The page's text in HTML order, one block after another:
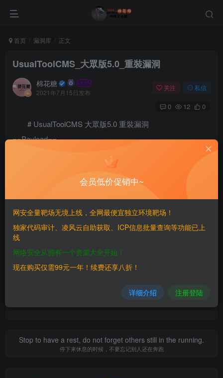
首页 漏洞库 正文
UsualToolCMS_大眾版5.0_重裝漏洞
棉花糖
2021年7月15日发布
关注 私信
0 12 0
# UsualToolCMS 大眾版5.0 重裝漏洞
==Payload==
文章版权归作者所有，未经允许请勿转载。
漏洞库
喜欢就支持一下吧
Stop to have a rest, do not forget others still in the running.
停下来休息的时候，不要忘记别人还在奔跑
会员低价促销中~
网安全量靶场无境上线，全网最便宜独立环境靶场！
独家代码审计、凌风云自助获取、ICP信息批量查询等功能已上
线
网络安全从拥有一个资源大全开始！
现在购买仅需99元一年！续费还享八折！
详细介绍 注册登陆